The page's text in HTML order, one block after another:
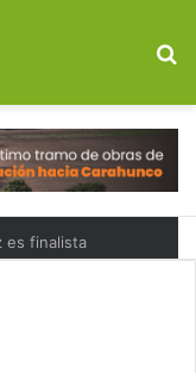
es finalista